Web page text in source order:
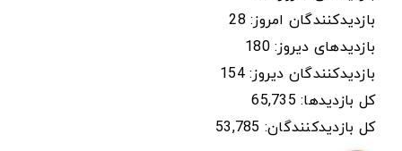
بازدیدکنندگان امروز:28
بازدیدهای دیروز:180
بازدیدکنندگان دیروز:154
کل بازدیدها: 65,735
کل بازدیدکنند‌گان: 53,785